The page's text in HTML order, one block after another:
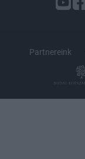
Partnereink